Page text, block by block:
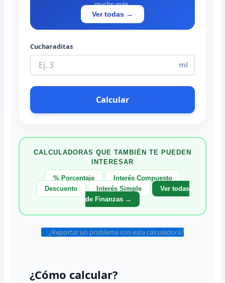
mucho más.
Ver todas →
Cucharaditas
ml
Calcular
CALCULADORAS QUE TAMBIÉN TE PUEDEN
INTERESAR
% Porcentaje
Interés Compuesto
Descuento
Interés Simple
Ver todas
de Finanzas →
¿Reportar un problema con esta calculadora?
¿Cómo calcular?